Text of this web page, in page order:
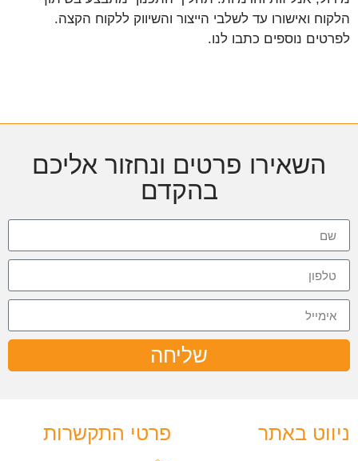
הלקוח ואישורו עד לשלבי הייצור והשיווק ללקוח הקצה.
לפרטים נוספים כתבו לנו.
השאירו פרטים ונחזור אליכם
בהקדם
שליחה
ניווט באתר פרטי התקשרות